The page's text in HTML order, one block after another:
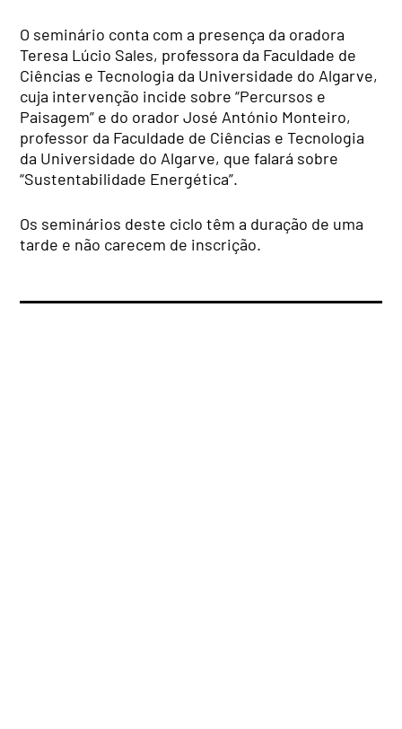
O seminário conta com a presença da oradora
Teresa Lúcio Sales, professora da Faculdade de
Ciências e Tecnologia da Universidade do Algarve,
cuja intervenção incide sobre “Percursos e
Paisagem” e do orador José António Monteiro,
professor da Faculdade de Ciências e Tecnologia
da Universidade do Algarve, que falará sobre
“Sustentabilidade Energética”.
Os seminários deste ciclo têm a duração de uma
tarde e não carecem de inscrição.